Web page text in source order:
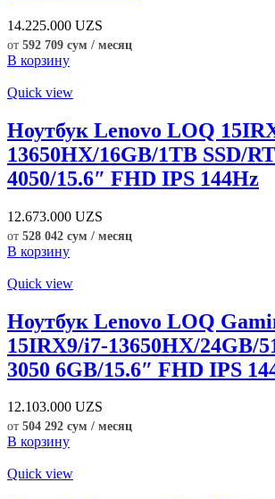
14.225.000 UZS
от 592 709 сум / месяц
В корзину
Quick view
Ноутбук Lenovo LOQ
13650HX/16GB/1TB SSD/
4050/15.6″ FHD IPS 144Hz
12.673.000 UZS
от 528 042 сум / месяц
В корзину
Quick view
Ноутбук Lenovo LOQ
15IRX9/i7-13650HX/24GB/
3050 6GB/15.6″ FHD IPS
12.103.000 UZS
от 504 292 сум / месяц
В корзину
Quick view